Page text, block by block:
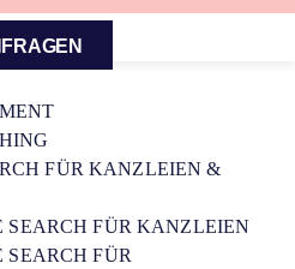
FÜR KANZLEIEN &
SEARCH FÜR KANZLEIEN
SEARCH FÜR